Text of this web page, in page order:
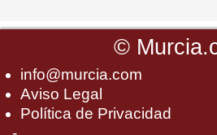
©
info@murcia.com
Aviso Legal
Política de Privacidad